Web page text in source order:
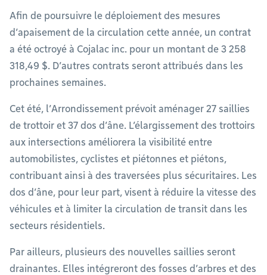
Afin de poursuivre le déploiement des mesures
d’apaisement de la circulation cette année, un contrat
a été octroyé à Cojalac inc. pour un montant de 3 258
318,49 $. D’autres contrats seront attribués dans les
prochaines semaines.
Cet été, l’Arrondissement prévoit aménager 27 saillies
de trottoir et 37 dos d’âne. L’élargissement des trottoirs
aux intersections améliorera la visibilité entre
automobilistes, cyclistes et piétonnes et piétons,
contribuant ainsi à des traversées plus sécuritaires. Les
dos d’âne, pour leur part, visent à réduire la vitesse des
véhicules et à limiter la circulation de transit dans les
secteurs résidentiels.
Par ailleurs, plusieurs des nouvelles saillies seront
drainantes. Elles intégreront des fosses d’arbres et des